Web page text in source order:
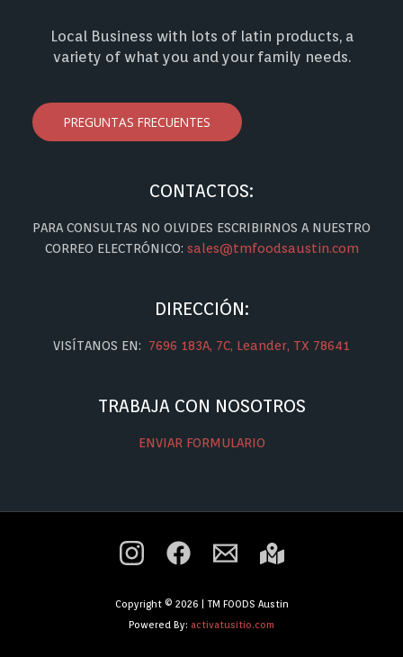
Local Business with lots of latin products, a
variety of what you and your family needs.
PREGUNTAS FRECUENTES
CONTACTOS:
PARA CONSULTAS NO OLVIDES ESCRIBIRNOS A NUESTRO
CORREO ELECTRÓNICO: sales@tmfoodsaustin.com
DIRECCIÓN:
VISÍTANOS EN: 7696 183A, 7C, Leander, TX 78641
TRABAJA CON NOSOTROS
ENVIAR FORMULARIO
Copyright © 2026 | TM FOODS Austin
Powered By: activatusitio.com